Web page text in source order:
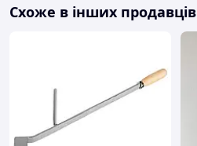
Схоже в інших продавців